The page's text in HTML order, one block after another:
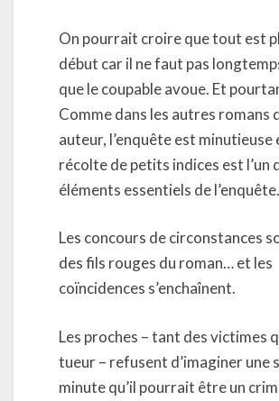
On pourrait croire que tout est
début car il ne faut pas
que le coupable avoue. Et
Comme dans les autres romans
auteur, l’enquête est minutieuse
récolte de petits indices est l’un
éléments essentiels de l’enquête.
Les concours de circonstances
des fils rouges du roman… et les
coïncidences s’enchaînent.
Les proches – tant des victimes
tueur – refusent d’imaginer une
minute qu’il pourrait être un